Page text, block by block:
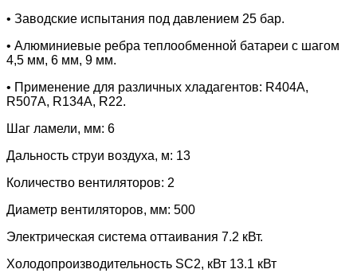
• Заводские испытания под давлением 25 бар.
• Алюминиевые ребра теплообменной батареи с шагом
4,5 мм, 6 мм, 9 мм.
• Применение для различных хладагентов: R404A,
R507A, R134A, R22.
Шаг ламели, мм: 6
Дальность струи воздуха, м: 13
Количество вентиляторов: 2
Диаметр вентиляторов, мм: 500
Электрическая система оттаивания 7.2 кВт.
Холодопроизводительность SC2, кВт 13.1 кВт